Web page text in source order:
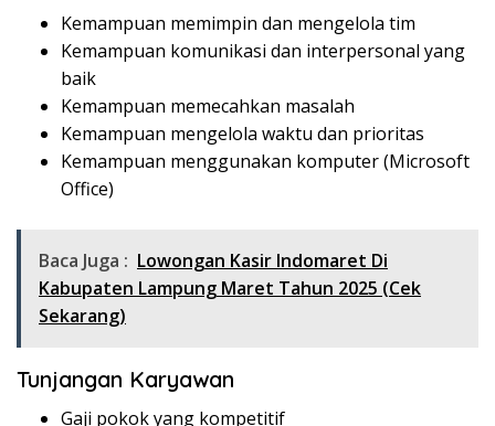
Kemampuan memimpin dan mengelola tim
Kemampuan komunikasi dan interpersonal yang
baik
Kemampuan memecahkan masalah
Kemampuan mengelola waktu dan prioritas
Kemampuan menggunakan komputer (Microsoft
Office)
Baca Juga : Lowongan Kasir Indomaret Di
Kabupaten Lampung Maret Tahun 2025 (Cek
Sekarang)
Tunjangan Karyawan
Gaji pokok yang kompetitif